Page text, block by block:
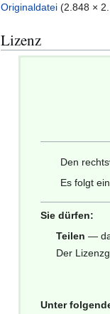
Originaldatei (2.848 ×
Lizenz
Den
Es folgt
Sie dürfen:
Teilen —
Der
Unter